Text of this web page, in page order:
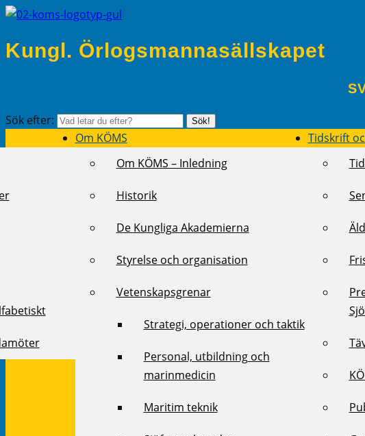
Kungl. Örlogsmannasällskapet
Sök efter: Sök!
Om KÖMS
Om KÖMS – Inledning
Historik
De Kungliga Akademierna
Styrelse och organisation
Vetenskapsgrenar
Strategi, operationer och taktik
Personal, utbildning och
marinmedicin
Maritim teknik
Tidskrift